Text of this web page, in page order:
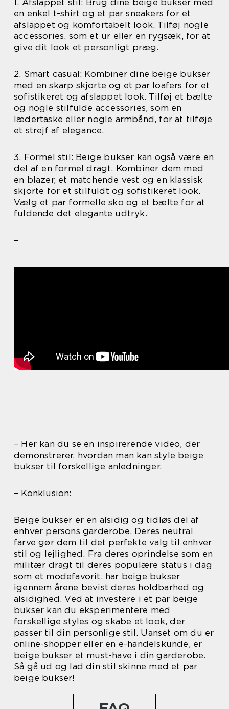
en enkel t-shirt og et par sneakers for et
afslappet og komfortabelt look. Tilføj nogle
accessories, som et ur eller en rygsæk, for at
give dit look et personligt præg.
2. Smart casual: Kombiner dine beige bukser
med en skarp skjorte og et par loafers for et
sofistikeret og afslappet look. Tilføj et bælte
og nogle stilfulde accessories, som en
lædertaske eller nogle armbånd, for at tilføje
et strejf af elegance.
3. Formel stil: Beige bukser kan også være en
del af en formel dragt. Kombiner dem med
en blazer, et matchende vest og en klassisk
skjorte for et stilfuldt og sofistikeret look.
Vælg et par formelle sko og et bælte for at
fuldende det elegante udtryk.
–
– Her kan du se en inspirerende video, der
demonstrerer, hvordan man kan style beige
bukser til forskellige anledninger.
– Konklusion:
Beige bukser er en alsidig og tidløs del af
enhver persons garderobe. Deres neutral
farve gør dem til det perfekte valg til enhver
stil og lejlighed. Fra deres oprindelse som en
militær dragt til deres populære status i dag
som et modefavorit, har beige bukser
igennem årene bevist deres holdbarhed og
alsidighed. Ved at investere i et par beige
bukser kan du eksperimentere med
forskellige styles og skabe et look, der
passer til din personlige stil. Uanset om du er
online-shopper eller en e-handelskunde, er
beige bukser et must-have i din garderobe.
Så gå ud og lad din stil skinne med et par
beige bukser!